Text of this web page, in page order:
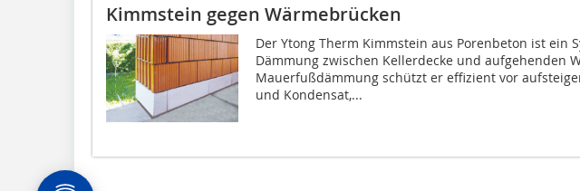
Kimmstein gegen Wärmebrücken
Der Ytong Therm Kimmstein aus Porenbeton ist ein
Dämmung zwischen Kellerdecke und aufgehenden
Mauerfußdämmung schützt er effizient vor
und Kondensat,...